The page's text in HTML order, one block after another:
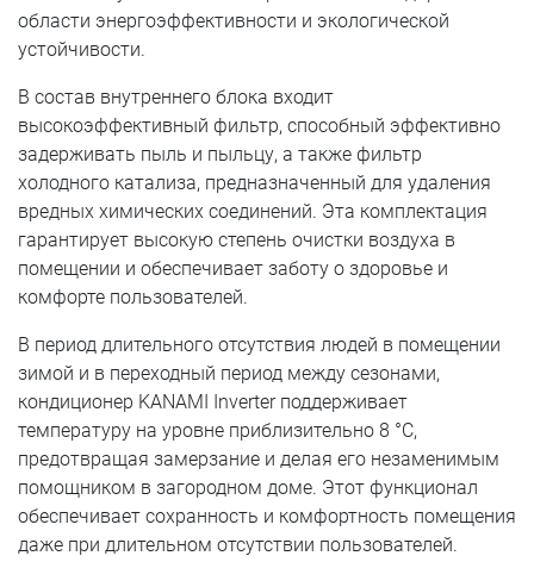
области энергоэффективности и экологической
устойчивости.
В состав внутреннего блока входит
высокоэффективный фильтр, способный эффективно
задерживать пыль и пыльцу, а также фильтр
холодного катализа, предназначенный для удаления
вредных химических соединений. Эта комплектация
гарантирует высокую степень очистки воздуха в
помещении и обеспечивает заботу о здоровье и
комфорте пользователей.
В период длительного отсутствия людей в помещении
зимой и в переходный период между сезонами,
кондиционер KANAMI Inverter поддерживает
температуру на уровне приблизительно 8 °C,
предотвращая замерзание и делая его незаменимым
помощником в загородном доме. Этот функционал
обеспечивает сохранность и комфортность помещения
даже при длительном отсутствии пользователей.